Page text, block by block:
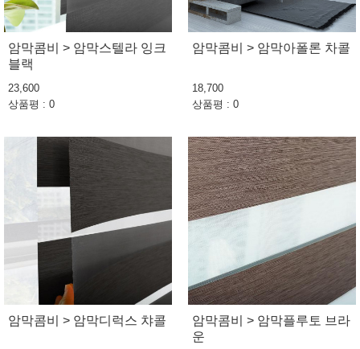
암막콤비 > 암막스텔라 잉크
블랙
23,600
상품평 : 0
암막콤비 > 암막아폴론 차콜
18,700
상품평 : 0
암막콤비 > 암막디럭스 챠콜
암막콤비 > 암막플루토 브라
운